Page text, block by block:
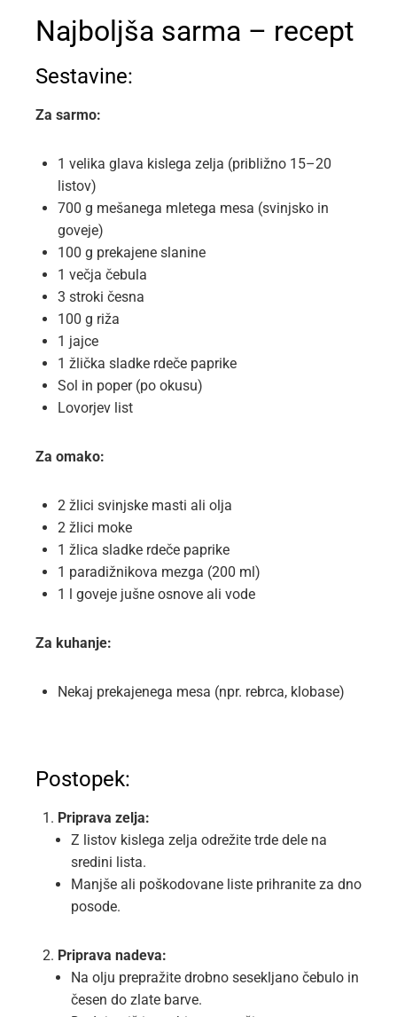
Najboljša sarma – recept
Sestavine:
Za sarmo:
1 velika glava kislega zelja (približno 15–20
listov)
700 g mešanega mletega mesa (svinjsko in
goveje)
100 g prekajene slanine
1 večja čebula
3 stroki česna
100 g riža
1 jajce
1 žlička sladke rdeče paprike
Sol in poper (po okusu)
Lovorjev list
Za omako:
2 žlici svinjske masti ali olja
2 žlici moke
1 žlica sladke rdeče paprike
1 paradižnikova mezga (200 ml)
1 l goveje jušne osnove ali vode
Za kuhanje:
Nekaj prekajenega mesa (npr. rebrca, klobase)
Postopek:
Priprava zelja:
Z listov kislega zelja odrežite trde dele na
sredini lista.
Manjše ali poškodovane liste prihranite za dno
posode.
Priprava nadeva:
Na olju prepražite drobno sesekljano čebulo in
česen do zlate barve.